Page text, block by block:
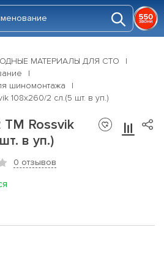
МАТЕРИАЛЫ ДЛЯ СТО
шиномонтажа
108х260/2 сл.(5 шт. в уп.)
ТМ Rossvik
в уп.)
0 отзывов